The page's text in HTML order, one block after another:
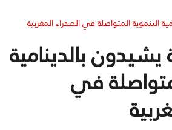
التنموية المتواصلة في الصحراء المغربية
يشيدون بالدينامية
في